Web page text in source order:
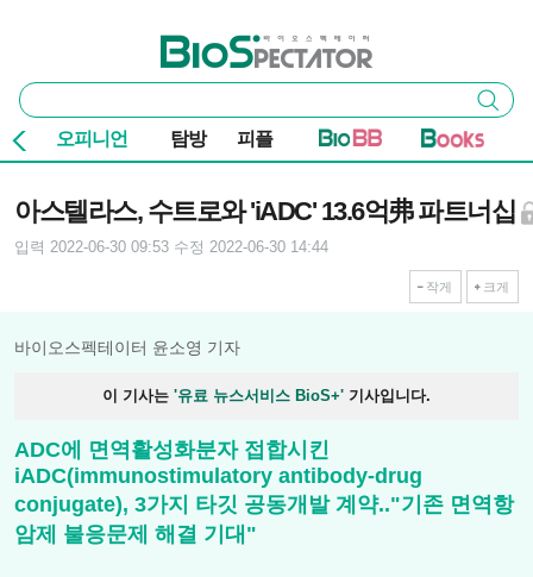
바이오스펙테이터
통
합
검
색
검색
오피니언 탐방 피플
아스텔라스, 수트로와 'iADC' 13.6억弗 파트너십
입력 2022-06-30 09:53 수정 2022-06-30 14:44
작게 크게
바이오스펙테이터 윤소영 기자
이 기사는 '유료 뉴스서비스 BioS+' 기사입니다.
ADC에 면역활성화분자 접합시킨
iADC(immunostimulatory antibody-drug
conjugate), 3가지 타깃 공동개발 계약.."기존 면역항
암제 불응문제 해결 기대"